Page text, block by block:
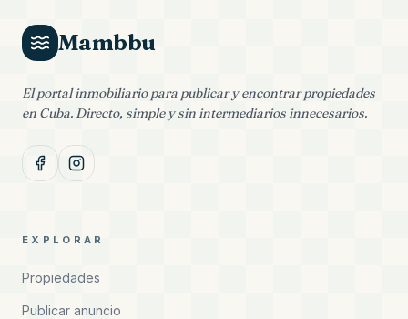
Mambbu
El portal inmobiliario para publicar y encontrar propiedades
en Cuba. Directo, simple y sin intermediarios innecesarios.
EXPLORAR
Propiedades
Publicar anuncio